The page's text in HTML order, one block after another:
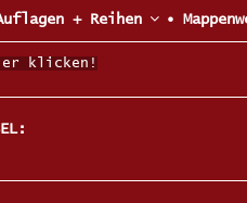
+ Reihen •
klicken!